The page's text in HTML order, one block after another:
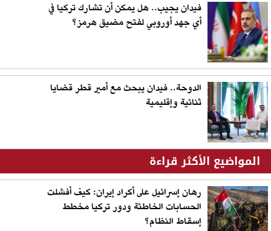
فيدان يجيب.. هل يمكن أن تشارك تركيا في
أي جهد أوروبي لفتح مضيق هرمز؟
الدوحة.. فيدان يبحث مع أمير قطر قضايا
ثنائية وإقليمية
المواضيع الأكثر قراءة
رهان إسرائيل على أكراد إيران: كيف أفشلت
الحسابات الخاطئة ودور تركيا مخطط
إسقاط النظام؟